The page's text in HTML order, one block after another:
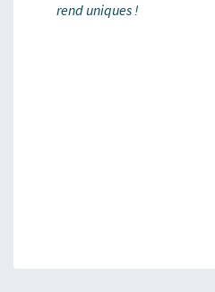
rend uniques !